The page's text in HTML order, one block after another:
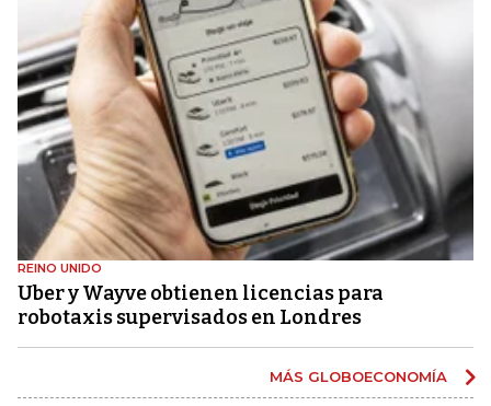
REINO UNIDO
Uber y Wayve obtienen licencias para
robotaxis supervisados ​​en Londres
MÁS GLOBOECONOMÍA